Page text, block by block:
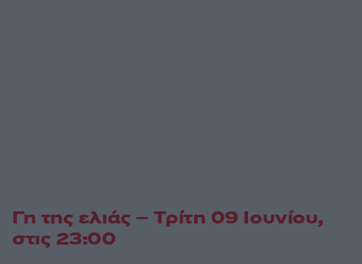
Γη της ελιάς – Τρίτη 09 Ιουνίου,
στις 23:00